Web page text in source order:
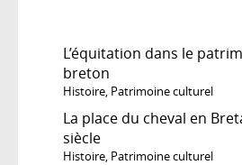
L’équitation dans le
breton
Histoire, Patrimoine culturel
La place du cheval en
siècle
Histoire, Patrimoine culturel